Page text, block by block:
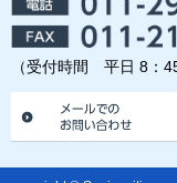
（受付時間 平日 8：